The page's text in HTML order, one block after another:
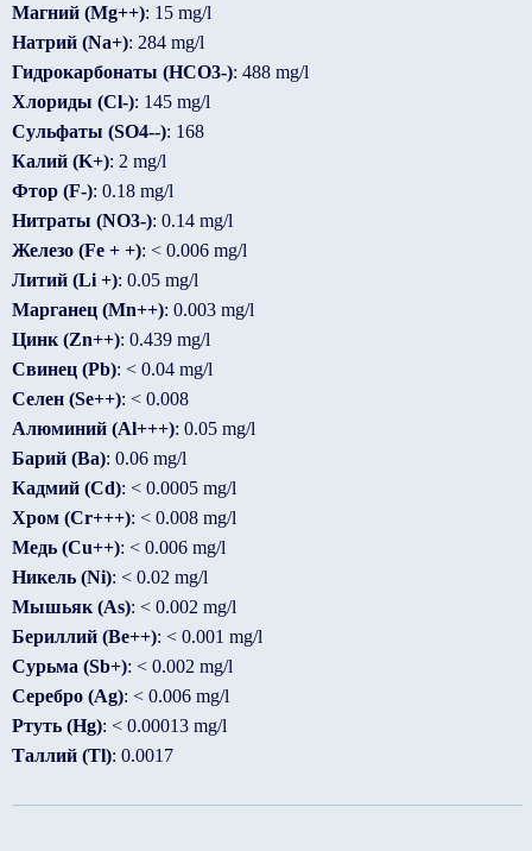
Магний (Mg++): 15 mg/l
Натрий (Na+): 284 mg/l
Гидрокарбонаты (HCO3-): 488 mg/l
Хлориды (Cl-): 145 mg/l
Сульфаты (SO4--): 168
Калий (K+): 2 mg/l
Фтор (F-): 0.18 mg/l
Нитраты (NO3-): 0.14 mg/l
Железо (Fe + +): < 0.006 mg/l
Литий (Li +): 0.05 mg/l
Марганец (Mn++): 0.003 mg/l
Цинк (Zn++): 0.439 mg/l
Свинец (Pb): < 0.04 mg/l
Селен (Se++): < 0.008
Алюминий (Al+++): 0.05 mg/l
Барий (Ba): 0.06 mg/l
Кадмий (Cd): < 0.0005 mg/l
Хром (Cr+++): < 0.008 mg/l
Медь (Cu++): < 0.006 mg/l
Никель (Ni): < 0.02 mg/l
Мышьяк (As): < 0.002 mg/l
Бериллий (Be++): < 0.001 mg/l
Сурьма (Sb+): < 0.002 mg/l
Серебро (Ag): < 0.006 mg/l
Ртуть (Hg): < 0.00013 mg/l
Таллий (Tl): 0.0017